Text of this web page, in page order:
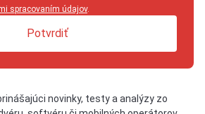
spracovaním údajov.
Potvrdiť
novinky, testy a analýzy zo